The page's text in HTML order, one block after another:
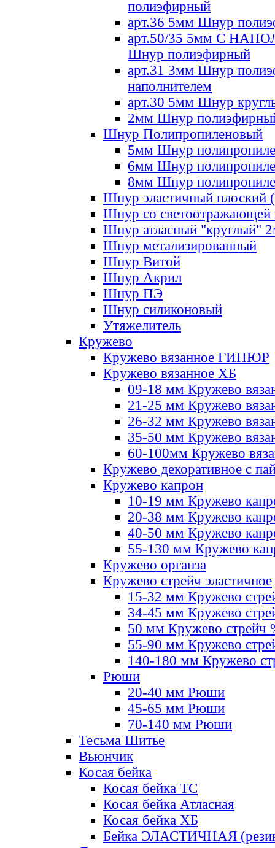
полиэфирный
арт.36 5мм Шнур
арт.50/35 5мм С
Шнур полиэфирный
арт.31 3мм Шнур
наполнителем
арт.30 5мм Шнур
2мм Шнур
Шнур Полипропиленовый
5мм Шнур
6мм Шнур
8мм Шнур
Шнур эластичный плоский
Шнур со светоотражающей
Шнур атласный "круглый"
Шнур метализированный
Шнур Витой
Шнур Акрил
Шнур ПЭ
Шнур силиконовый
Утяжелитель
Кружево
Кружево вязанное ГИПЮР
Кружево вязанное ХБ
09-18 мм Кружево
21-25 мм Кружево
26-32 мм Кружево
35-50 мм Кружево
60-100мм Кружево
Кружево декоративное с
Кружево капрон
10-19 мм Кружево
20-38 мм Кружево
40-50 мм Кружево
55-130 мм Кружево
Кружево органза
Кружево стрейч эластичное
15-32 мм Кружево
34-45 мм Кружево
50 мм Кружево стрейч
55-90 мм Кружево
140-180 мм Кружево
Рюши
20-40 мм Рюши
45-65 мм Рюши
70-140 мм Рюши
Тесьма Шитье
Вьюнчик
Косая бейка
Косая бейка ТС
Косая бейка Атласная
Косая бейка ХБ
Бейка ЭЛАСТИЧНАЯ